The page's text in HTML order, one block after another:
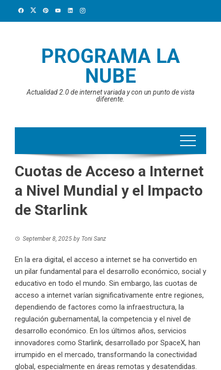
PROGRAMA LA
NUBE
Actualidad 2.0 de internet variada y con un punto de vista
diferente.
Cuotas de Acceso a Internet
a Nivel Mundial y el Impacto
de Starlink
September 8, 2025 by Toni Sanz
En la era digital, el acceso a internet se ha convertido en
un pilar fundamental para el desarrollo económico, social y
educativo en todo el mundo. Sin embargo, las cuotas de
acceso a internet varían significativamente entre regiones,
dependiendo de factores como la infraestructura, la
regulación gubernamental, la competencia y el nivel de
desarrollo económico. En los últimos años, servicios
innovadores como Starlink, desarrollado por SpaceX, han
irrumpido en el mercado, transformando la conectividad
global, especialmente en áreas remotas y desatendidas.